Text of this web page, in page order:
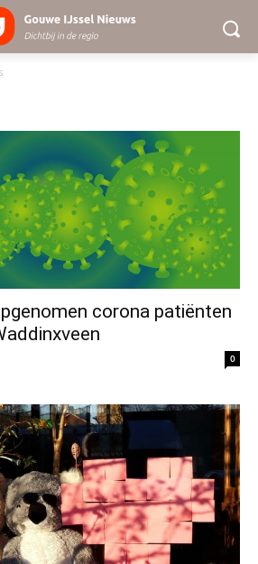
corona patiënten
0